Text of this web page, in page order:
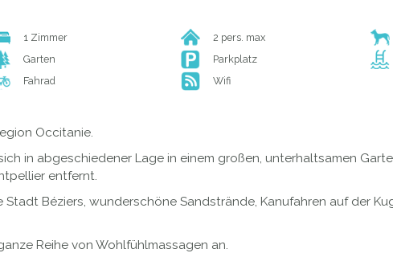
1 Zimmer 2 pers. max
Garten Parkplatz
Fahrad Wifi
Occitanie.
in abgeschiedener Lage in einem großen, unterhaltsamen
entfernt.
Béziers, wunderschöne Sandstrände, Kanufahren auf der
Reihe von Wohlfühlmassagen an.